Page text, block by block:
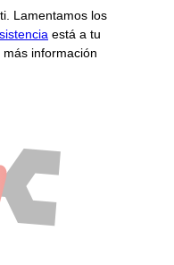
Lamentamos los
está a tu
información